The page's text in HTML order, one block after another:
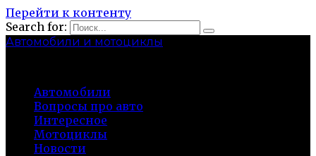
Перейти к контенту
Search for:
Автомобили и мотоциклы
Автомобили
Вопросы про авто
Интересное
Мотоциклы
Новости